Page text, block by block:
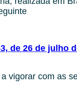
de 26 de julho
vigorar com as